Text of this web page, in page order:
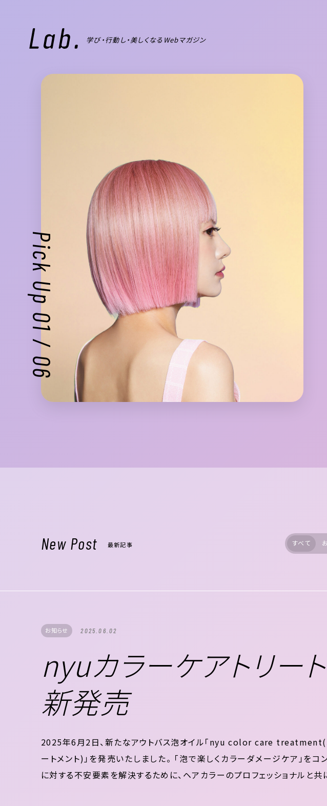
学び・行動し・美しくなるWebマガジン
Pick Up
01
/
06
New Post 最新記事 すべて
お知らせ 2025.06.02
nyuカラーケアトリー
新発売
2025年6月2日、新たなアウトバス泡オイル「nyu color care treatment(
ートメント)」を発売いたしました。 「泡で楽しくカラーダメージケア」をコ
に対する不安要素を解決するために、ヘアカラーのプロフェッショナルと共